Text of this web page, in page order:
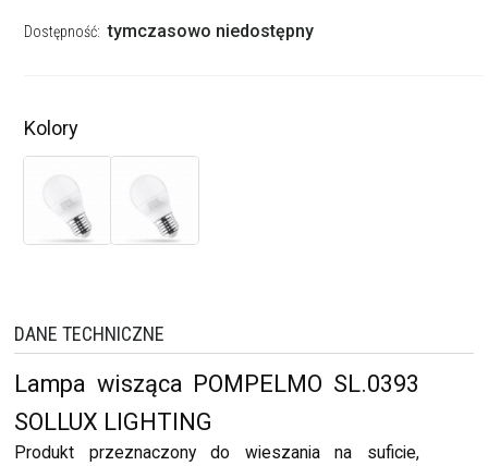
Dostępność: tymczasowo niedostępny
Kolory
DANE TECHNICZNE
Lampa wisząca POMPELMO SL.0393
SOLLUX LIGHTING
Produkt przeznaczony do wieszania na suficie,